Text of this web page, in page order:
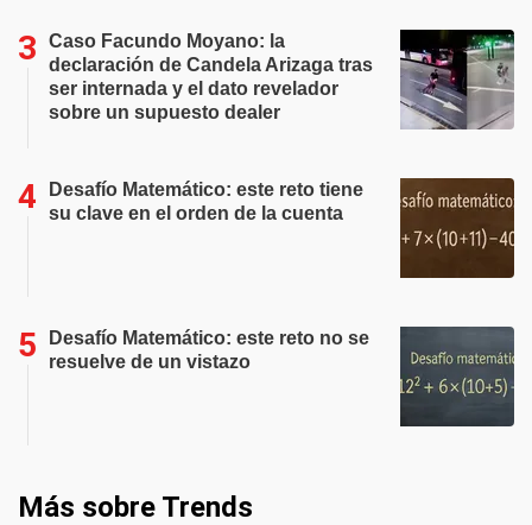
Caso Facundo Moyano: la
declaración de Candela Arizaga tras
ser internada y el dato revelador
sobre un supuesto dealer
Desafío Matemático: este reto tiene
su clave en el orden de la cuenta
Desafío Matemático: este reto no se
resuelve de un vistazo
Más sobre Trends